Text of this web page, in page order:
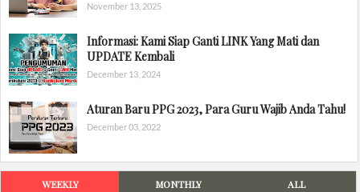
November 13, 2025
Informasi: Kami Siap Ganti LINK Yang Mati dan
UPDATE Kembali
December 13, 2024
Aturan Baru PPG 2023, Para Guru Wajib Anda Tahu!
December 03, 2022
WEEKLY MONTHLY ALL